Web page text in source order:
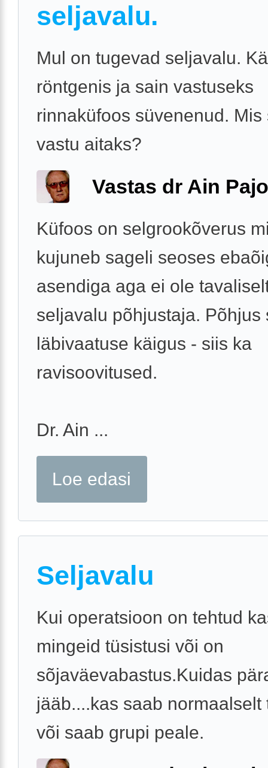
seljavalu.
Mul on tugevad seljavalu.
röntgenis ja sain vastuseks
rinnaküfoos süvenenud. Mis
vastu aitaks?
Vastas dr Ain
Küfoos on selgrookõverus
kujuneb sageli seoses
asendiga aga ei ole
seljavalu põhjustaja. Põhjus
läbivaatuse käigus - siis ka
ravisoovitused.
Dr. Ain ...
Loe edasi
Seljavalu
Kui operatsioon on tehtud
mingeid tüsistusi või on
sõjaväevabastus.Kuidas
jääb....kas saab normaalselt
või saab grupi peale.